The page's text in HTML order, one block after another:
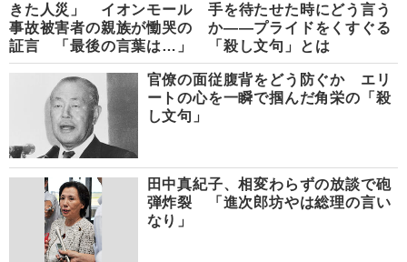
きた人災」 イオンモール
事故被害者の親族が慟哭の
証言 「最後の言葉は…」
手を待たせた時にどう言う
か――プライドをくすぐる
「殺し文句」とは
官僚の面従腹背をどう防ぐか エリ
ートの心を一瞬で掴んだ角栄の「殺
し文句」
田中真紀子、相変わらずの放談で砲
弾炸裂 「進次郎坊やは総理の言い
なり」